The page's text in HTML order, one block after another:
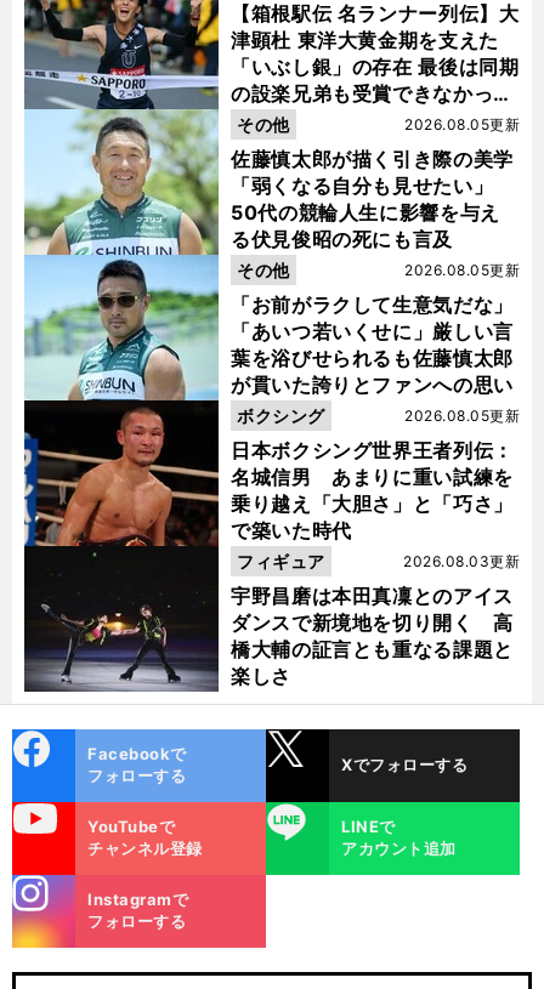
【箱根駅伝 名ランナー列伝】大
津顕杜 東洋大黄金期を支えた
「いぶし銀」の存在 最後は同期
の設楽兄弟も受賞できなかった
金栗杯に輝く
佐藤慎太郎が描く引き際の美学
「弱くなる自分も見せたい」
50代の競輪人生に影響を与え
る伏見俊昭の死にも言及
2026.08.05更新
その他
「お前がラクして生意気だな」
「あいつ若いくせに」厳しい言
葉を浴びせられるも佐藤慎太郎
が貫いた誇りとファンへの思い
2026.08.05更新
その他
日本ボクシング世界王者列伝：
名城信男 あまりに重い試練を
乗り越え「大胆さ」と「巧さ」
で築いた時代
2026.08.05更新
ボクシング
宇野昌磨は本田真凜とのアイス
ダンスで新境地を切り開く 高
橋大輔の証言とも重なる課題と
楽しさ
2026.08.03更新
フィギュア
ok
Facebookで
フォローする
Xでフォローする
YouTubeで
チャンネル登録
LINE
LINEで
アカウント追加
m
Instagramで
フォローする